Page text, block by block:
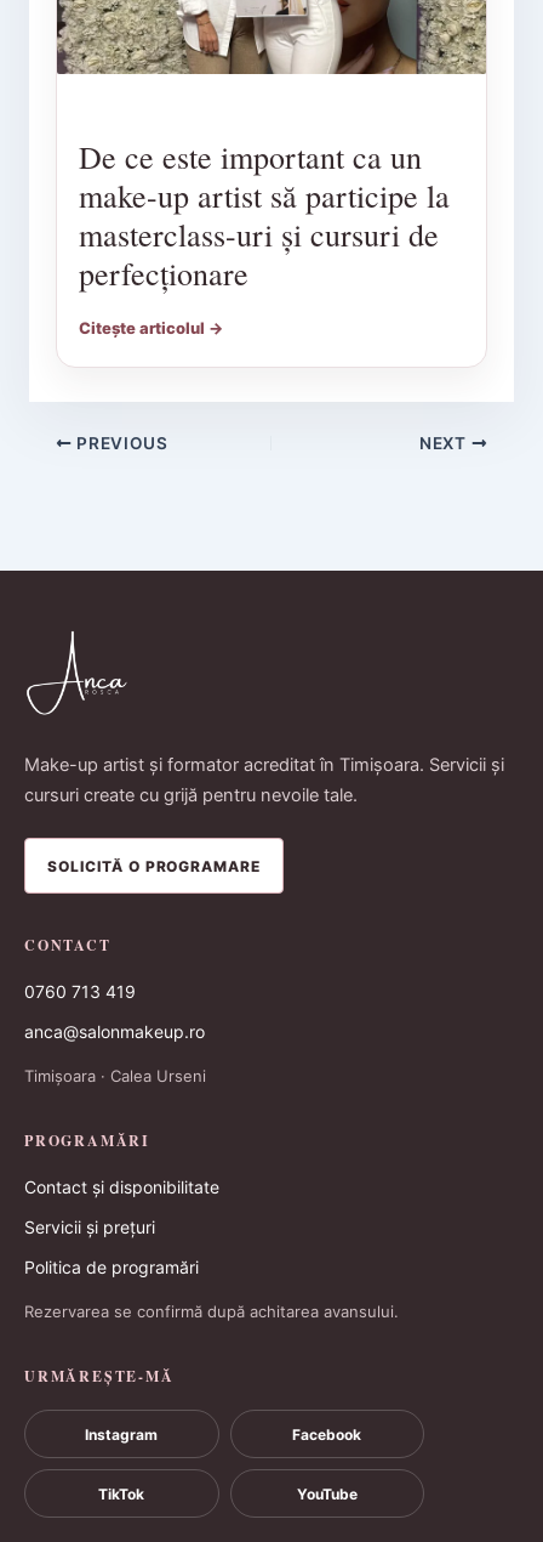
De ce este important ca un
make-up artist să participe la
masterclass-uri și cursuri de
perfecționare
Citește articolul →
PREVIOUS NEXT
Make-up artist și formator acreditat în Timișoara. Servicii și
cursuri create cu grijă pentru nevoile tale.
SOLICITĂ O PROGRAMARE
CONTACT
0760 713 419
anca@salonmakeup.ro
Timișoara · Calea Urseni
PROGRAMĂRI
Contact și disponibilitate
Servicii și prețuri
Politica de programări
Rezervarea se confirmă după achitarea avansului.
URMĂREȘTE-MĂ
Instagram Facebook
TikTok YouTube